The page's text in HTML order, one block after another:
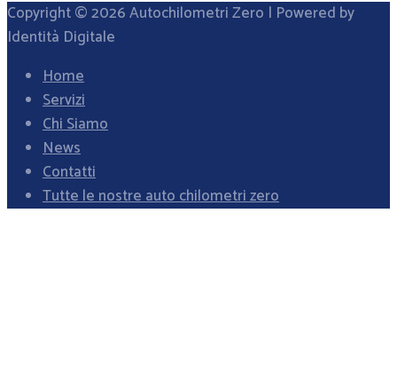
Copyright © 2026Autochilometri Zero | Powered by
Identità Digitale
Home
Servizi
Chi Siamo
News
Contatti
Tutte le nostre auto chilometri zero